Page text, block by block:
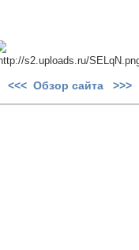
<<< Обзор сайта >>>